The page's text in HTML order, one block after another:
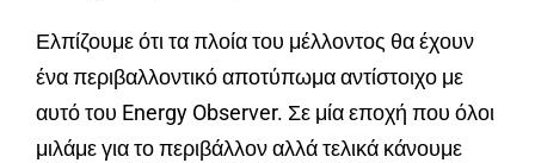
Ελπίζουμε ότι τα πλοία του μέλλοντος θα έχουν
ένα περιβαλλοντικό αποτύπωμα αντίστοιχο με
αυτό του Energy Observer. Σε μία εποχή που όλοι
μιλάμε για το περιβάλλον αλλά τελικά κάνουμε